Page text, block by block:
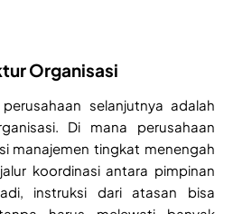
Organisasi
selanjutnya adalah
Di mana perusahaan
manajemen tingkat menengah
koordinasi antara pimpinan
instruksi dari atasan bisa